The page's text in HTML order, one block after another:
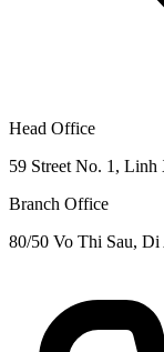
Head Office
59 Street No. 1,
Branch Office
80/50 Vo Thi Sau,